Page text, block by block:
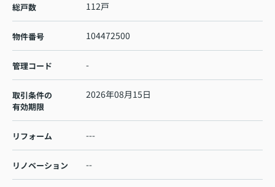
総戸数 112戸
物件番号 104472500
管理コード -
取引条件の
有効期限
2026年08月15日
リフォーム ---
リノベーション --